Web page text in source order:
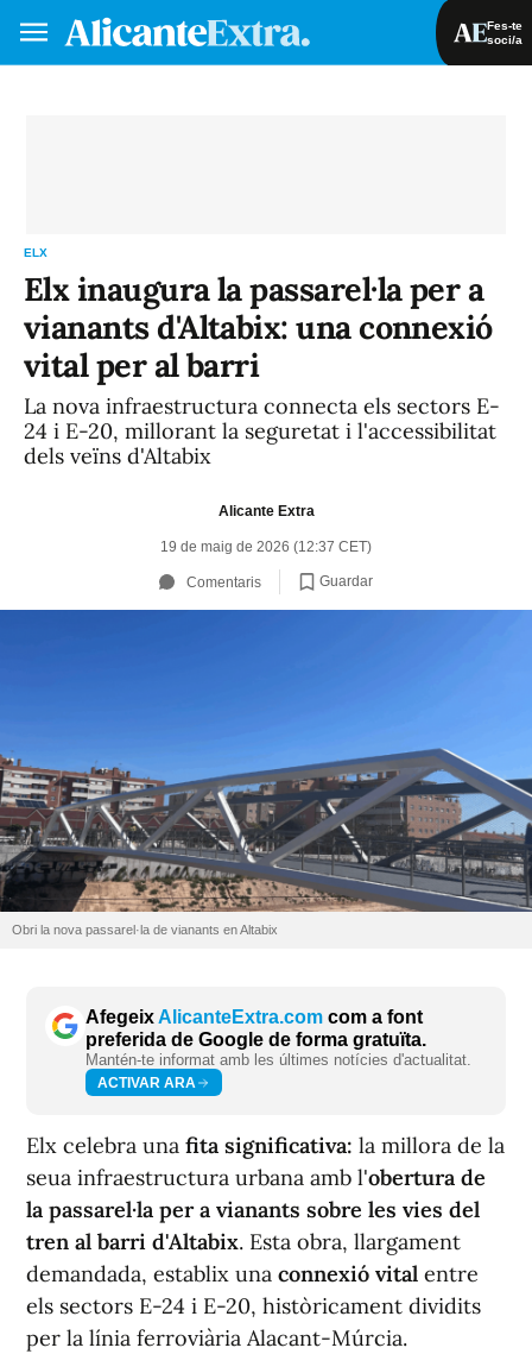
Fes-te
soci/a
ELX
Elx inaugura la passarel·la per a
vianants d'Altabix: una connexió
vital per al barri
La nova infraestructura connecta els sectors E-
24 i E-20, millorant la seguretat i l'accessibilitat
dels veïns d'Altabix
Alicante Extra
19 de maig de 2026 (12:37 CET)
Comentaris Guardar
Obri la nova passarel·la de vianants en Altabix
AfegeixAlicanteExtra.com com a font
preferida de Google de forma gratuïta.
Mantén-te informat amb les últimes notícies d'actualitat.
ACTIVAR ARA
Elx celebra una fita significativa: la millora de la
seua infraestructura urbana amb l'obertura de
la passarel·la per a vianants sobre les vies del
tren al barri d'Altabix. Esta obra, llargament
demandada, establix una connexió vital entre
els sectors E-24 i E-20, històricament dividits
per la línia ferroviària Alacant-Múrcia.